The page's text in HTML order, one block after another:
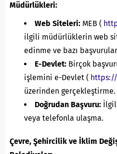
Müdürlükleri:
Web Siteleri: MEB (
ilgili müdürlüklerin web
edinme ve bazı
E-Devlet: Birçok
işlemini e-Devlet (
üzerinden gerçekleştirme.
Doğrudan Başvuru:
veya telefonla ulaşma.
Çevre, Şehircilik ve İklim